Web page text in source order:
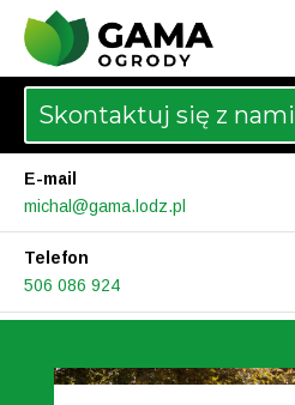
E-mail
michal@gama.lodz.pl
Telefon
506 086 924
Skontaktuj się z nami